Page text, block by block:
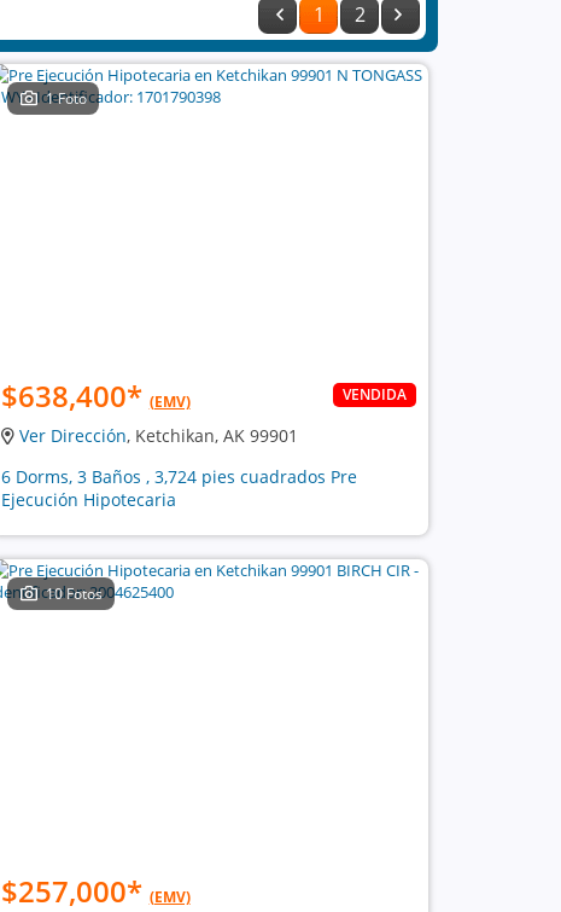
1 2
1 Foto
$638,400* (EMV) VENDIDA
Ver Dirección, Ketchikan, AK 99901
6 Dorms, 3 Baños , 3,724 pies cuadrados Pre
Ejecución Hipotecaria
10 Fotos
$257,000* (EMV)